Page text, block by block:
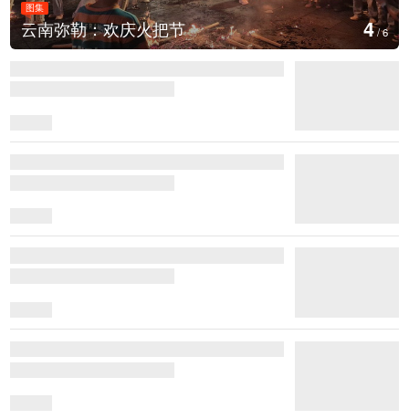
图集
江西铅山：千灯点亮葛仙村 5/6